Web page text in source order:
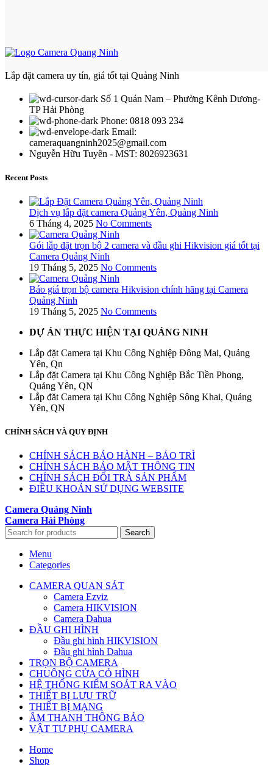
Lắp đặt camera uy tín, giá tốt tại Quảng Ninh
Số 1 Quán Nam – Phường Kênh Dương-
TP Hải Phòng
Phone: 0818 093 234
Email:
cameraquangninh2025@gmail.com
Nguyễn Hữu Tuyên - MST: 8026923631
Recent Posts
Dịch vụ lắp đặt camera Quảng Yên, Quảng Ninh
6 Tháng 4, 2025 No Comments
Gói lắp đặt trọn bộ 2 camera và đầu ghi Hikvision giá tốt tại
Camera Quảng Ninh
19 Tháng 5, 2025 No Comments
Báo giá trọn bộ camera Hikvision chính hãng tại Camera
Quảng Ninh
19 Tháng 5, 2025 No Comments
DỰ ÁN THỰC HIỆN TẠI QUẢNG NINH
Lắp đặt Camera tại Khu Công Nghiệp Đông Mai, Quảng
Yên, Qn
Lắp đặt Camera tại Khu Công Nghiệp Bắc Tiền Phong,
Quảng Yên, QN
Lắp đăt Camera tại Khu Công Nghiệp Sông Khai, Quảng
Yên, QN
CHÍNH SÁCH VÀ QUY ĐỊNH
CHÍNH SÁCH BẢO HÀNH – BẢO TRÌ
CHÍNH SÁCH BẢO MẬT THÔNG TIN
CHÍNH SÁCH ĐỔI TRẢ SẢN PHẨM
ĐIỀU KHOẢN SỬ DỤNG WEBSITE
Camera Quảng Ninh
Camera Hải Phòng
Search
Menu
Categories
CAMERA QUAN SÁT
Camera Ezviz
Camera HIKVISION
Camera Dahua
ĐẦU GHI HÌNH
Đầu ghi hình HIKVISION
Đầu ghi hình Dahua
TRỌN BỘ CAMERA
CHUÔNG CỬA CÓ HÌNH
HỆ THỐNG KIỂM SOÁT RA VÀO
THIẾT BỊ LƯU TRỮ
THIẾT BỊ MẠNG
ÂM THANH THÔNG BÁO
VẬT TƯ PHỤ CAMERA
Home
Shop